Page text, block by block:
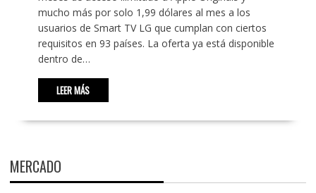
mucho más por solo 1,99 dólares al mes a los
usuarios de Smart TV LG que cumplan con ciertos
requisitos en 93 países. La oferta ya está disponible
dentro de…
LEER MÁS
MERCADO